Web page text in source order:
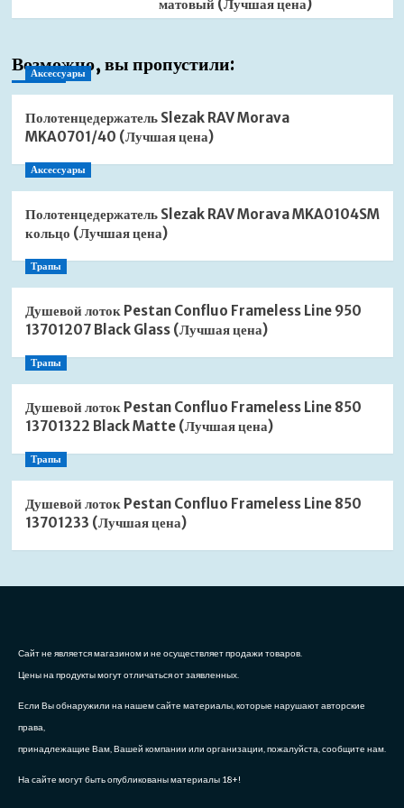
матовый (Лучшая цена)
Возможно, вы пропустили:
Аксессуары
Полотенцедержатель Slezak RAV Morava
MKA0701/40 (Лучшая цена)
Аксессуары
Полотенцедержатель Slezak RAV Morava MKA0104SM
кольцо (Лучшая цена)
Трапы
Душевой лоток Pestan Confluo Frameless Line 950
13701207 Black Glass (Лучшая цена)
Трапы
Душевой лоток Pestan Confluo Frameless Line 850
13701322 Black Matte (Лучшая цена)
Трапы
Душевой лоток Pestan Confluo Frameless Line 850
13701233 (Лучшая цена)
Сайт не является магазином и не осуществляет продажи товаров.
Цены на продукты могут отличаться от заявленных.
Если Вы обнаружили на нашем сайте материалы, которые нарушают авторские
права,
принадлежащие Вам, Вашей компании или организации, пожалуйста, сообщите нам.
На сайте могут быть опубликованы материалы 18+!